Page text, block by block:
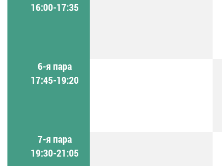
16:00-17:35
6-я пара
17:45-19:20
7-я пара
19:30-21:05